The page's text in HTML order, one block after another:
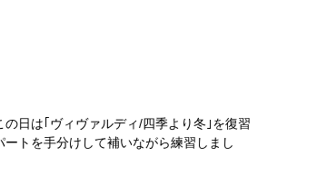
日は｢ヴィヴァルディ/四季より冬｣を復習
トを手分けして補いながら練習しまし